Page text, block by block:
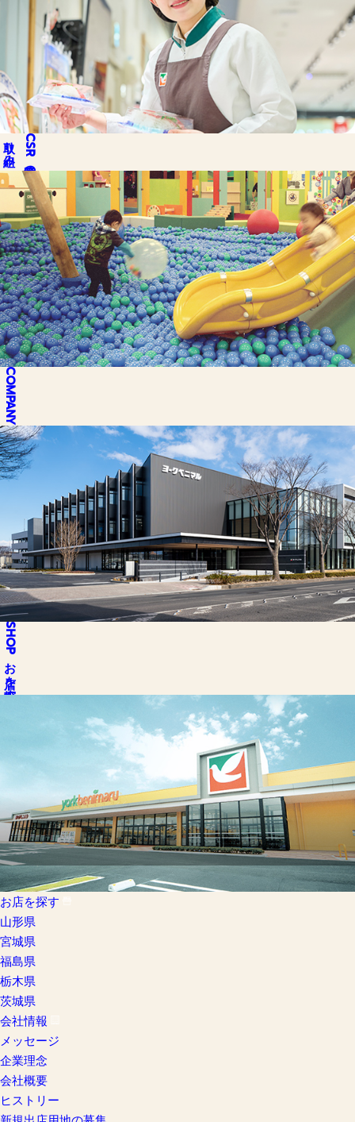
CSR
私達の
取り組み
COMPANY
SHOP
お店を探す
お店を探す
山形県
宮城県
福島県
栃木県
茨城県
会社情報
メッセージ
企業理念
会社概要
ヒストリー